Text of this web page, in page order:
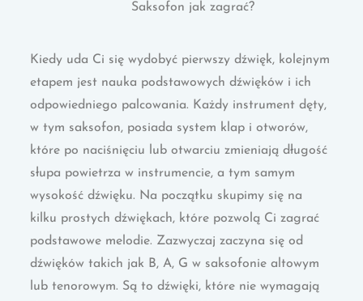
Saksofon jak zagrać?
Kiedy uda Ci się wydobyć pierwszy dźwięk, kolejnym
etapem jest nauka podstawowych dźwięków i ich
odpowiedniego palcowania. Każdy instrument dęty,
w tym saksofon, posiada system klap i otworów,
które po naciśnięciu lub otwarciu zmieniają długość
słupa powietrza w instrumencie, a tym samym
wysokość dźwięku. Na początku skupimy się na
kilku prostych dźwiękach, które pozwolą Ci zagrać
podstawowe melodie. Zazwyczaj zaczyna się od
dźwięków takich jak B, A, G w saksofonie altowym
lub tenorowym. Są to dźwięki, które nie wymagają